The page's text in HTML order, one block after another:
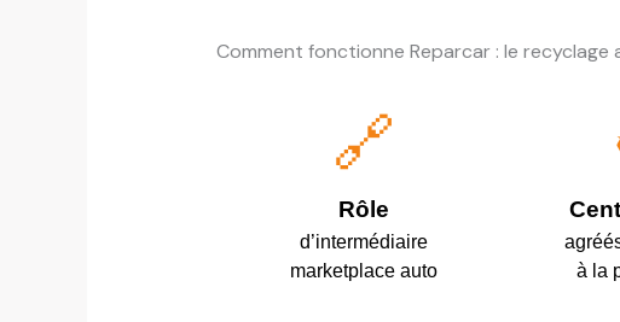
Comment fonctionne Reparcar : le recyclage
🔗
Rôle
d’intermédiaire
marketplace auto à la